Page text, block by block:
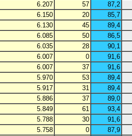
6.207 57
87,2
6.150 20
85,7
6.130 45
89,4
6.085 50
86,5
6.035 28
90,1
6.007 0
91,6
6.007 37
91,6
5.970 53
89,4
5.917 31
89,4
5.886 37
89,0
5.849 61
93,4
5.788 30
91,6
5.758 0
87,9